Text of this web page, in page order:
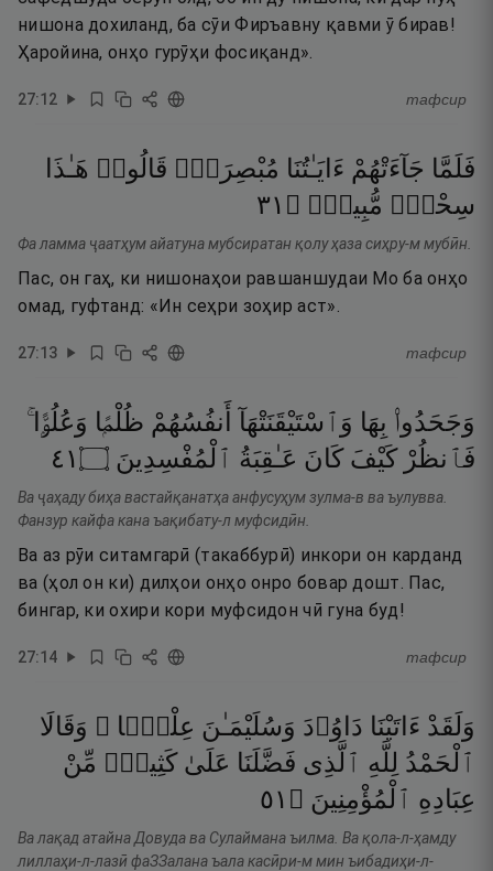
нишона дохиланд, ба сӯи Фиръавну қавми ӯ бирав!
Ҳаройина, онҳо гурӯҳи фосиқанд».
27:12 тафсир
فَلَمَّا جَآءَتْهُمْ ءَايَـٰتُنَا مُبْصِرَةًۭ قَالُوا۟ هَـٰذَا
سِحْرٌۭ مُّبِينٌۭ ۝ ١٣
Фа ламма ҷаатҳум айатуна мубсиратан қолу ҳаза сиҳру-м мубӣн.
Пас, он гаҳ, ки нишонаҳои равшаншудаи Мо ба онҳо
омад, гуфтанд: «Ин сеҳри зоҳир аст».
27:13 тафсир
وَجَحَدُوا۟ بِهَا وَٱسْتَيْقَنَتْهَآ أَنفُسُهُمْ ظُلْمًۭا وَعُلُوًّۭا ۚ
فَٱنظُرْ كَيْفَ كَانَ عَـٰقِبَةُ ٱلْمُفْسِدِينَ ۝١٤
Ва ҷаҳаду биҳа вастайқанатҳа анфусуҳум зулма-в ва ъулувва.
Фанзур кайфа кана ъақибату-л муфсидӣн.
Ва аз рӯи ситамгарӣ (такаббурӣ) инкори он карданд
ва (ҳол он ки) дилҳои онҳо онро бовар дошт. Пас,
бингар, ки охири кори муфсидон чӣ гуна буд!
27:14 тафсир
وَلَقَدْ ءَاتَيْنَا دَاوُۥدَ وَسُلَيْمَـٰنَ عِلْمًۭا ۖ وَقَالَا
ٱلْحَمْدُ لِلَّهِ ٱلَّذِى فَضَّلَنَا عَلَىٰ كَثِيرٍۢ مِّنْ
عِبَادِهِ ٱلْمُؤْمِنِينَ ۝ ١٥
Ва лақад атайна Довуда ва Сулаймана ъилма. Ва қола-л-ҳамду
лиллаҳи-л-лазӣ фаЗЗалана ъала касӣри-м мин ъибадиҳи-л-